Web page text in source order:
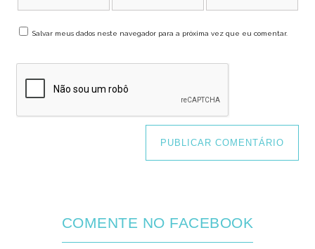
Salvar meus dados neste navegador para a próxima vez que eu comentar.
COMENTE NO FACEBOOK